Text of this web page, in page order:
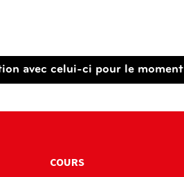
avec celui-ci pour le moment
COURS